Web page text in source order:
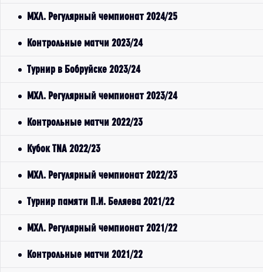
МХЛ. Регулярный чемпионат 2024/25
Контрольные матчи 2023/24
Турнир в Бобруйске 2023/24
МХЛ. Регулярный чемпионат 2023/24
Контрольные матчи 2022/23
Кубок TNA 2022/23
МХЛ. Регулярный чемпионат 2022/23
Турнир памяти П.И. Беляева 2021/22
МХЛ. Регулярный чемпионат 2021/22
Контрольные матчи 2021/22